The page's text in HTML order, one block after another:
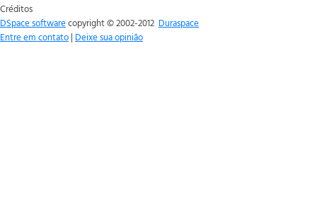
Créditos
DSpace softwarecopyright © 2002-2012 Duraspace
Entre em contato | Deixe sua opinião